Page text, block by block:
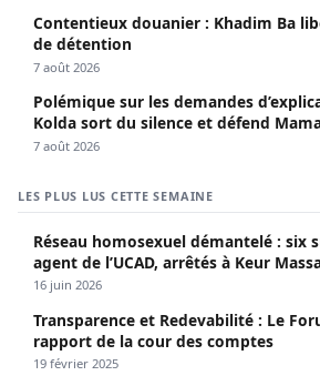
Contentieux douanier : Khadim Ba
de détention
7 août 2026
Polémique sur les demandes
Kolda sort du silence et défend
7 août 2026
LES PLUS LUS CETTE SEMAINE
Réseau homosexuel démantelé : six
agent de l’UCAD, arrêtés à Keur
propagé le VIH depuis 2018
16 juin 2026
Transparence et Redevabilité : Le
rapport de la cour des comptes
19 février 2025